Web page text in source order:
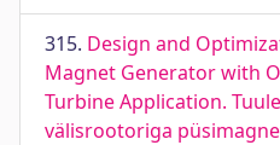
315. Design and
Magnet Generator with
Turbine Application.
välisrootoriga